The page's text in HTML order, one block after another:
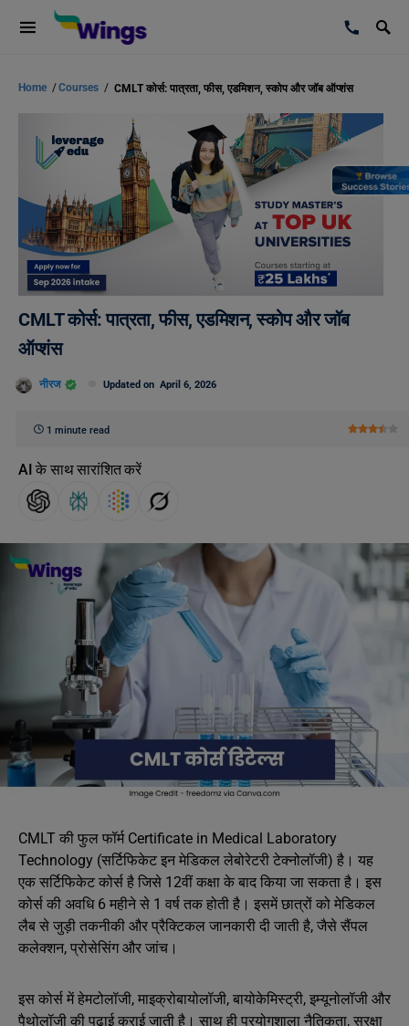
Home /Courses / CMLT कोर्स: पात्रता, फीस, एडमिशन, स्कोप और जॉब ऑप्शंस
CMLT कोर्स: पात्रता, फीस, एडमिशन, स्कोप और जॉब
ऑप्शंस
नीरज Updated on April 6, 2026
1 minute read
AI के साथ सारांशित करें
CMLT की फुल फॉर्म Certificate in Medical Laboratory
Technology (सर्टिफिकेट इन मेडिकल लेबोरेटरी टेक्नोलॉजी) है। यह
एक सर्टिफिकेट कोर्स है जिसे 12वीं कक्षा के बाद किया जा सकता है। इस
कोर्स की अवधि 6 महीने से 1 वर्ष तक होती है। इसमें छात्रों को मेडिकल
लैब से जुड़ी तकनीकी और प्रैक्टिकल जानकारी दी जाती है, जैसे सैंपल
कलेक्शन, प्रोसेसिंग और जांच।
इस कोर्स में हेमटोलॉजी, माइक्रोबायोलॉजी, बायोकेमिस्ट्री, इम्यूनोलॉजी और
पैथोलॉजी की पढ़ाई कराई जाती है। साथ ही प्रयोगशाला नैतिकता, सुरक्षा